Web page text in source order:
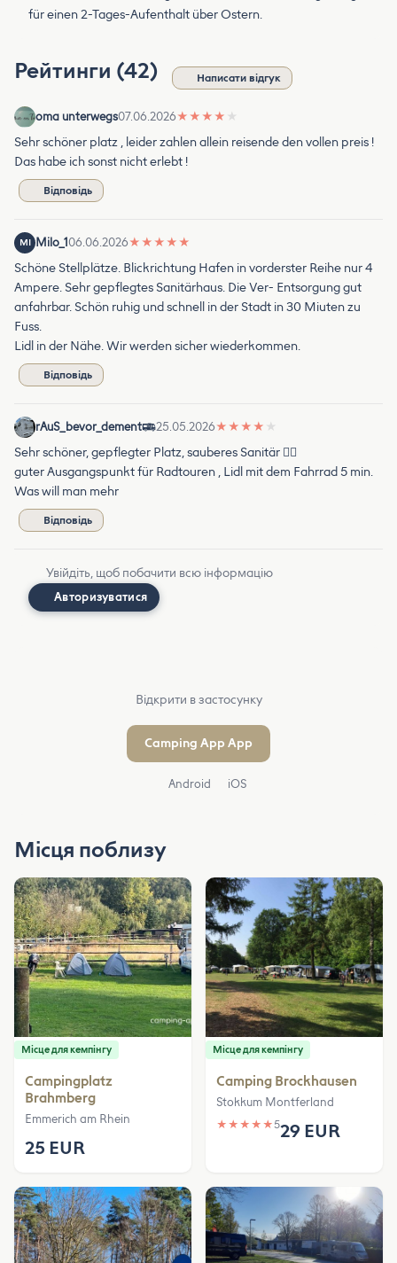
für einen 2-Tages-Aufenthalt über Ostern.
Рейтинги (42) Написати відгук
oma unterwegs07.06.2026★ ★ ★ ★ ★
Sehr schöner platz , leider zahlen allein reisende den vollen preis !
Das habe ich sonst nicht erlebt !
Відповідь
MI Milo_106.06.2026★ ★ ★ ★ ★
Schöne Stellplätze. Blickrichtung Hafen in vorderster Reihe nur 4
Ampere. Sehr gepflegtes Sanitärhaus. Die Ver- Entsorgung gut
anfahrbar. Schön ruhig und schnell in der Stadt in 30 Miuten zu
Fuss.
Lidl in der Nähe. Wir werden sicher wiederkommen.
Відповідь
rAuS_bevor_dement 25.05.2026★ ★ ★ ★ ★
Sehr schöner, gepflegter Platz, sauberes Sanitär 👍🏼
guter Ausgangspunkt für Radtouren , Lidl mit dem Fahrrad 5 min.
Was will man mehr
Відповідь
Увійдіть, щоб побачити всю інформацію
Авторизуватися
Відкрити в застосунку
Camping App App
Android iOS
Місця поблизу
Місце для кемпінгу
Campingplatz
Brahmberg
Emmerich am Rhein
25 EUR
Місце для кемпінгу
Camping Brockhausen
Stokkum Montferland
★ ★ ★ ★ ★529 EUR